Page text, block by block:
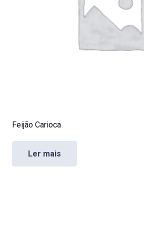
Feijão Carioca
Ler mais